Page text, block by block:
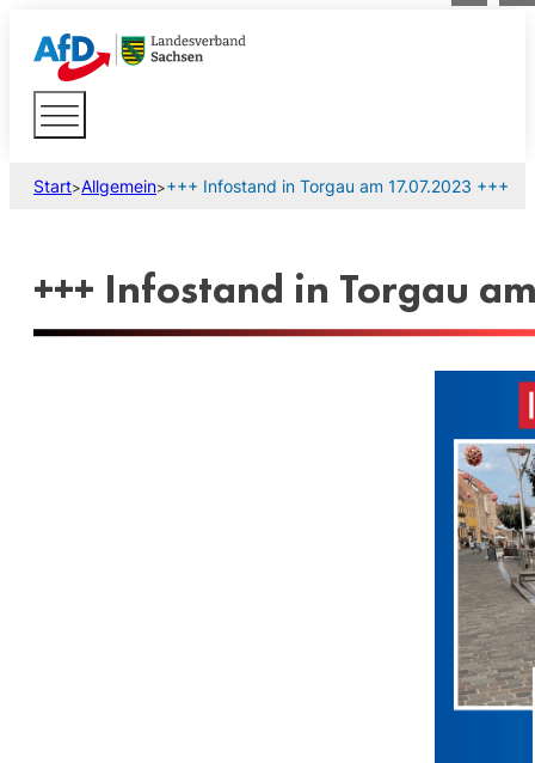
Start>Allgemein>+++ Infostand in Torgau am 17.07.2023 +++
+++ Infostand in Torgau